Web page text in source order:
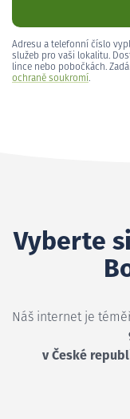
Adresu a telefonní číslo
služeb pro vaši lokalitu.
lince nebo pobočkách.
ochraně soukromí.
Vyberte
Náš internet je
v České